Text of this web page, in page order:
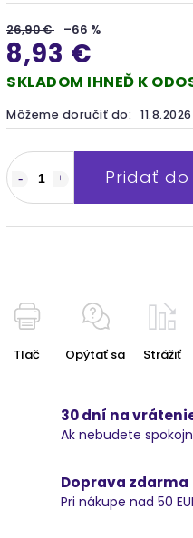
26,90 € –66 %
8,93 €
SKLADOM IHNEĎ K
Môžeme doručiť do: 11.8.2026
Pridať do
Tlač Opýtať sa Strážiť
30 dní na
Ak nebudete
Doprava zdarma
Pri nákupe nad 50